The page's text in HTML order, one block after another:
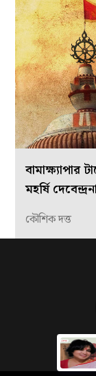
বামাক্ষ্যাপার
মহর্ষি
কৌশিক দত্ত